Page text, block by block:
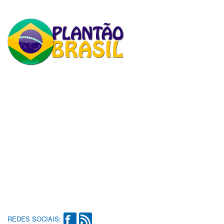
REDES SOCIAIS: